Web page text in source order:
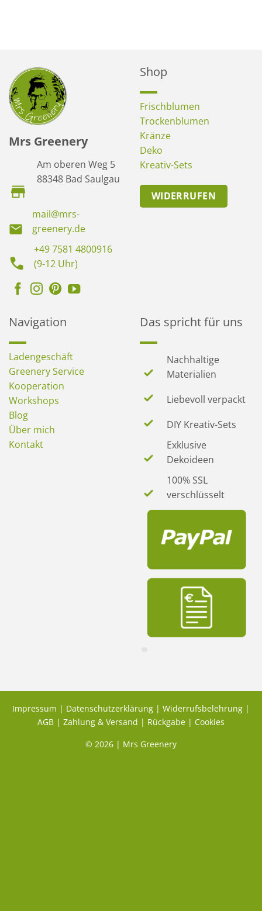
Mrs Greenery
Am oberen Weg 5
88348 Bad Saulgau
mail@mrs-
greenery.de
+49 7581 4800916
(9-12 Uhr)
Shop
Frischblumen
Trockenblumen
Kränze
Deko
Kreativ-Sets
WIDERRUFEN
Navigation
Ladengeschäft
Greenery Service
Kooperation
Workshops
Blog
Über mich
Kontakt
Das spricht für uns
Nachhaltige
Materialien
Liebevoll verpackt
DIY Kreativ-Sets
Exklusive
Dekoideen
100% SSL
verschlüsselt
Impressum | Datenschutzerklärung | Widerrufsbelehrung |
AGB | Zahlung & Versand | Rückgabe | Cookies
© 2026 | Mrs Greenery